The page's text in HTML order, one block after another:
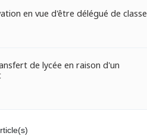
en vue d'être délégué de classe
de lycée en raison d'un